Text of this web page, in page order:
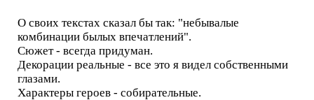
О своих текстах сказал бы так: "небывалые
комбинации былых впечатлений".
Сюжет - всегда придуман.
Декорации реальные - все это я видел собственными
глазами.
Характеры героев - собирательные.